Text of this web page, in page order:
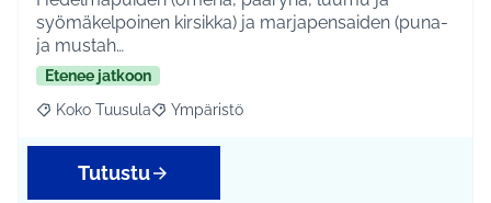
syömäkelpoinen kirsikka) ja marjapensaiden (puna-
ja mustah…
Etenee jatkoon
Rajaa tulokset aihepiirin mukaan: Koko Tuusula
Koko Tuusula Rajaa tulokset teeman mukaan: Ympäristö
Ympäristö
Tutustu